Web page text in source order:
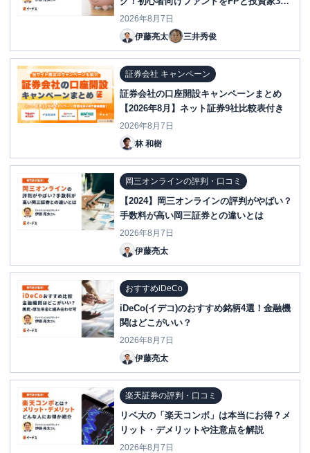
人が選定
2026年8月7日
伊藤亮太
三井秀俊
証券会社 キャンペーン
証券会社の口座開設キャンペーンまとめ
【2026年8月】ネット証券9社比較表付き
2026年8月7日
林 和樹
岡三オンラインの評判・口コミ
【2024】岡三オンラインの評判がやばい？
手数料が高い岡三証券との違いとは
2026年8月7日
伊藤亮太
おすすめiDeCo
iDeCo(イデコ)のおすすめ銘柄4選！金融機
関はどこがいい？
2026年8月7日
伊藤亮太
楽天証券の評判・口コミ
リベ大の「楽天コンボ」は本当にお得？メ
リット・デメリットや注意点を解説
2026年8月7日